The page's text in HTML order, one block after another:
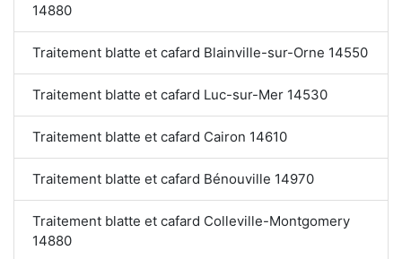
14880
Traitement blatte et cafard Blainville-sur-Orne 14550
Traitement blatte et cafard Luc-sur-Mer 14530
Traitement blatte et cafard Cairon 14610
Traitement blatte et cafard Bénouville 14970
Traitement blatte et cafard Colleville-Montgomery
14880